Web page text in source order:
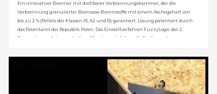
Ein innovativer Brenner mit drehbarer Verbrennungskammer, der die
Verbrennung granulierter Biomasse-Brennstoffe mit einem Aschegehalt von
bis zu 2 % (Pellets der Klassen A1, A2 und B) garantiert. Lösung patentiert durch
das Patentamt der Republik Polen. Das Einstellverfahren FuzzyLogic der 2.
Generation und ein zweiteiliges Menü ermöglichen die Senkung der
Baugruppen im Vergleich zu Konkurrenzprodukten (verringerte Anzahl der
Entzündungen, bedeutend geringerer Stromverbrauch). Die Reinigung des
Brenners war noch nie so einfach – mechanische Reinigung der
Verbrennungskammer durch Drehung des Rosts des Brenners Platinum Bio
SPIN. Die Drehfrequenz kann in Abhängigkeit von den eingesetzten